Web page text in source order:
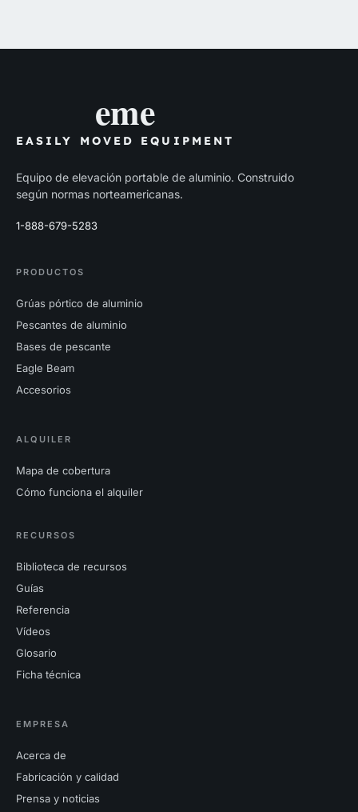
eme
EASILY MOVED EQUIPMENT
Equipo de elevación portable de aluminio. Construido
según normas norteamericanas.
1-888-679-5283
PRODUCTOS
Grúas pórtico de aluminio
Pescantes de aluminio
Bases de pescante
Eagle Beam
Accesorios
ALQUILER
Mapa de cobertura
Cómo funciona el alquiler
RECURSOS
Biblioteca de recursos
Guías
Referencia
Vídeos
Glosario
Ficha técnica
EMPRESA
Acerca de
Fabricación y calidad
Prensa y noticias